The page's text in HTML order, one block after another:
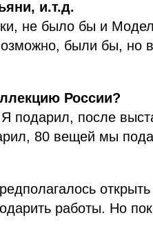
и.т.д.
не было бы и
были бы, но
России?
подарил, после
80 вещей мы
открыть
работы. Но